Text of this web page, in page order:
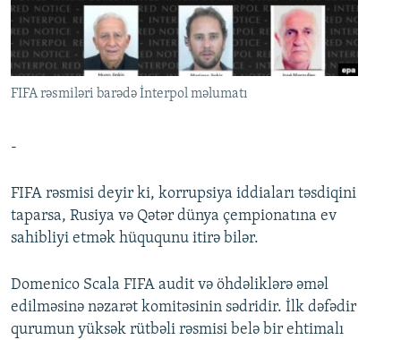
İNFOQRAFIKA
KARIKATURA
AZƏRBAYCAN ƏDƏBIYYATI KITABXANASI
İSLAM VƏ DEMOKRATIYA
MISSIYAMIZ
PEŞƏ ETIKASI VƏ JURNALISTIKA STANDARTLARIMIZ
BIZI IZLƏ
FIFA rəsmiləri barədə İnterpol məlumatı
-
FIFA rəsmisi deyir ki, korrupsiya iddiaları təsdiqini
taparsa, Rusiya və Qətər dünya çempionatına ev
sahibliyi etmək hüququnu itirə bilər.
Domenico Scala FIFA audit və öhdəliklərə əməl
edilməsinə nəzarət komitəsinin sədridir. İlk dəfədir
qurumun yüksək rütbəli rəsmisi belə bir ehtimalı